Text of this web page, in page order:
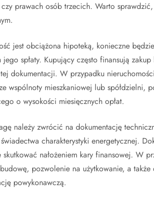
czy prawach osób trzecich. Warto
jest obciążona hipoteką, konieczne
spłaty. Kupujący często finansują
dokumentacji. W przypadku
wspólnoty mieszkaniowej lub spółdzielni,
o wysokości miesięcznych opłat.
należy zwrócić na dokumentację
charakterystyki energetycznej.
nałożeniem kary finansowej. W
pozwolenie na użytkowanie, a
powykonawczą.